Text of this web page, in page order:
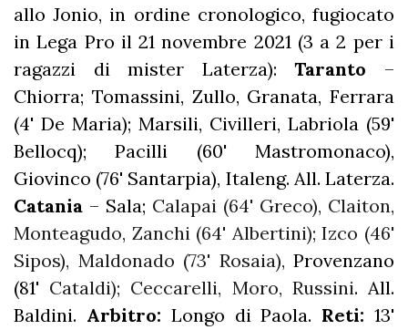
allo Jonio, in ordine cronologico, fugiocato
in Lega Pro il 21 novembre 2021 (3 a 2 per i
ragazzi di mister Laterza):Taranto
–
Chiorra; Tomassini, Zullo, Granata, Ferrara
(4' De Maria); Marsili, Civilleri, Labriola (59'
Bellocq); Pacilli (60' Mastromonaco),
Giovinco (76' Santarpia), Italeng. All. Laterza.
Catania – Sala; Calapai (64' Greco), Claiton,
Monteagudo, Zanchi (64' Albertini); Izco (46'
Sipos), Maldonado (73' Rosaia), Provenzano
(81' Cataldi); Ceccarelli, Moro, Russini. All.
Baldini. Arbitro: Longo di Paola. Reti:13'